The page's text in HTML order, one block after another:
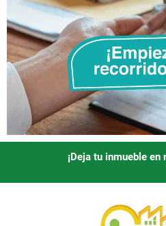
¡Deja tu inmueble